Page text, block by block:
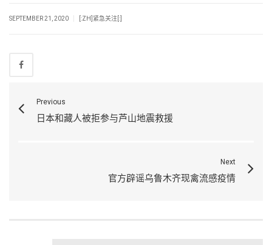
SEPTEMBER 21, 2020 [:ZH]紧急关注[:]
Previous
日本和藏人被拒参与芦山地震救援
Next
官方辟谣乌鲁木齐现禽流感疫情